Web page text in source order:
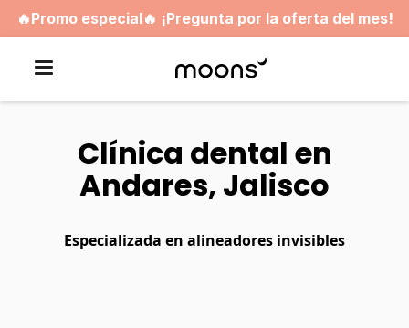
🔥Promo especial🔥 ¡Pregunta por la oferta del mes!
Clínica dental en
Andares, Jalisco
Especializada en alineadores invisibles